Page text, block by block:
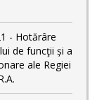
- Hotărâre
de funcţii și a
ale Regiei